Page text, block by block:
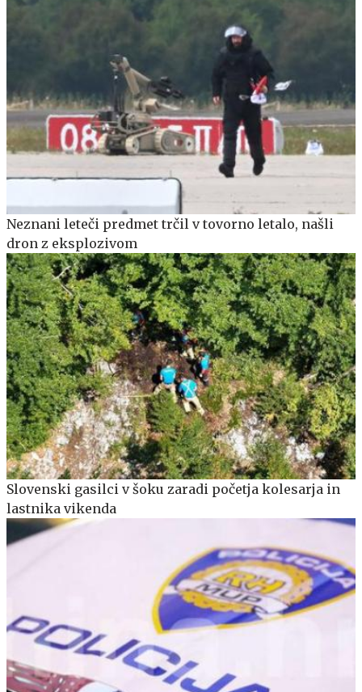
Neznani leteči predmet trčil v tovorno letalo, našli
dron z eksplozivom
Slovenski gasilci v šoku zaradi početja kolesarja in
lastnika vikenda